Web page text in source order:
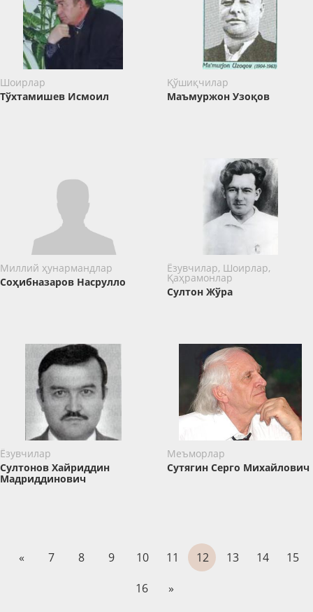
Шоирлар
Тўхтамишев Исмоил
Қўшиқчилар
Маъмуржон Узоқов
Миллий ҳунармандлар
Соҳибназаров Насрулло
Ёзувчилар, Шоирлар,
Қаҳрамонлар
Султон Жўра
Ёзувчилар
Султонов Хайриддин
Мадриддинович
Меъморлар
Сутягин Серго Михайлович
« 7 8 9 10 11 12 13 14
15
16
»